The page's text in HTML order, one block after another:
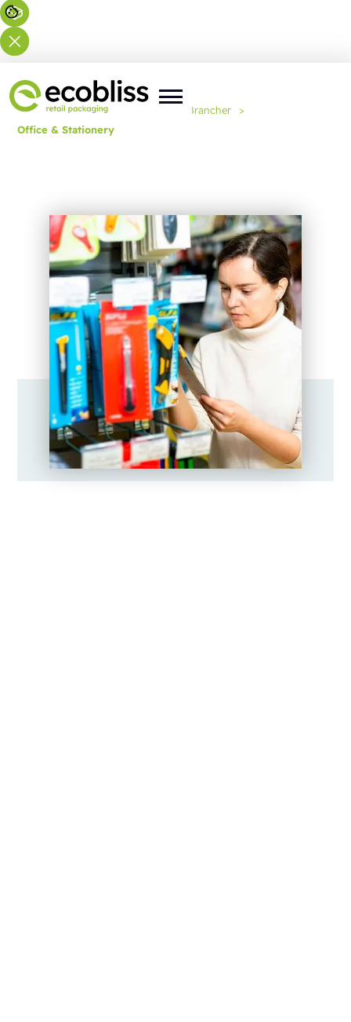
Du er her: Forside Brancher
>
Office & Stationery